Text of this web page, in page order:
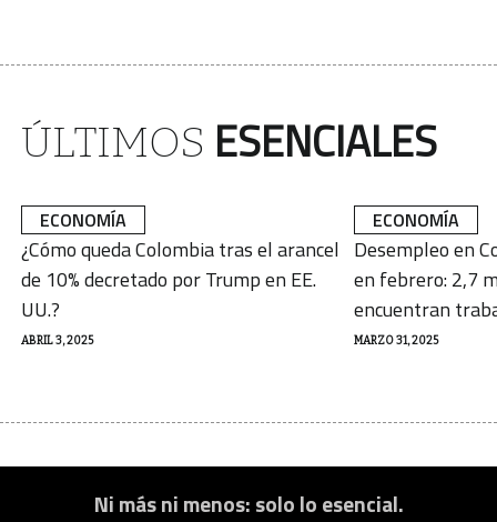
ÚLTIMOS ESENCIALES
ECONOMÍA
ABRIL 3, 2025
¿Cómo queda Colombia tras el arancel
de 10% decretado por Trump en EE.
UU.?
ECONOMÍA
MARZO 31, 2025
Desempleo en
en febrero: 2,7
encuentran
Ni más ni menos: solo lo esencial.